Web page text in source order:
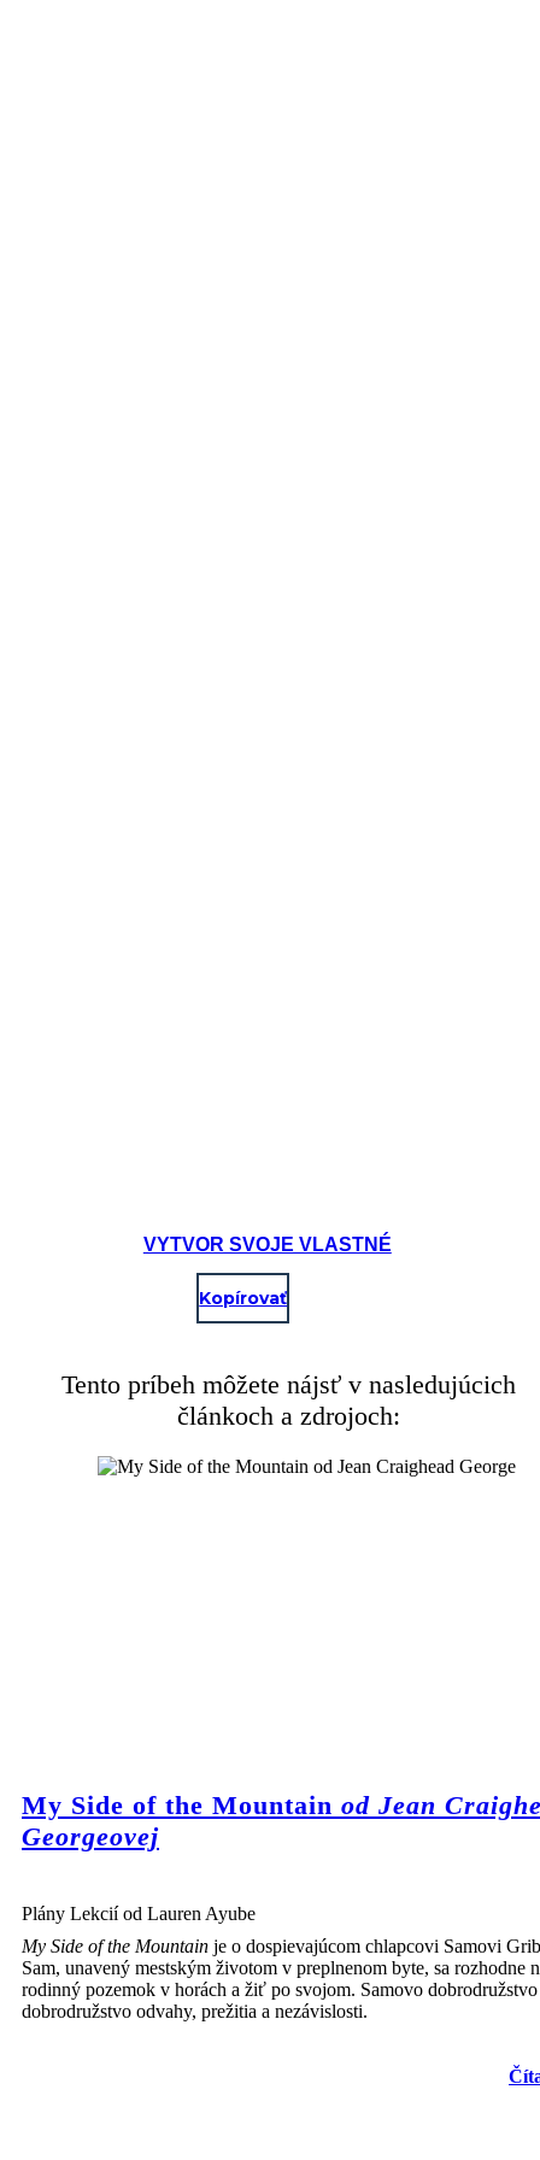
VYTVOR SVOJE VLASTNÉ
Kopírovať
Tento príbeh môžete nájsť v nasledujúcich
článkoch a zdrojoch:
My Side of the Mountain od Jean
Georgeovej
Plány Lekcií od Lauren Ayube
My Side of the Mountain je o dospievajúcom chlapcovi Samovi
Sam, unavený mestským životom v preplnenom byte, sa rozhodne
rodinný pozemok v horách a žiť po svojom. Samovo
dobrodružstvo odvahy, prežitia a nezávislosti.